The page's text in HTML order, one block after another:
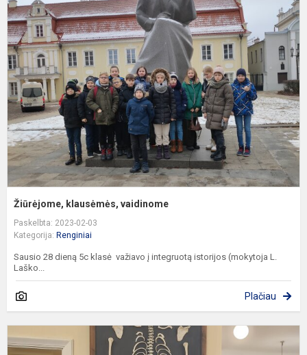
Žiūrėjome, klausėmės, vaidinome
Paskelbta: 2023-02-03
Kategorija: Renginiai
Sausio 28 dieną 5c klasė važiavo į integruotą istorijos (mokytoja L.
Laško...
Plačiau